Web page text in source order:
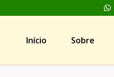
Início Sobre